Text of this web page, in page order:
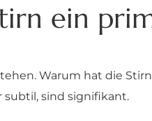
ein
Warum hat die
subtil, sind signifikant.